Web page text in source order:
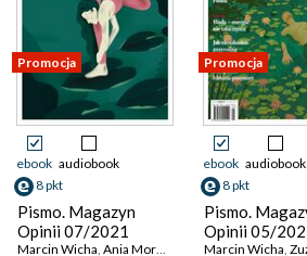
Karolina Lewestam
Promocja
ebook audiobook
8 pkt
Pismo. Magazyn
Opinii 07/2021
Marcin Wicha, Ania Morawiec Mateusz Roesler
Promocja
ebook audiobook
8 pkt
Pismo.
Opinii 05/
Marcin Wicha,